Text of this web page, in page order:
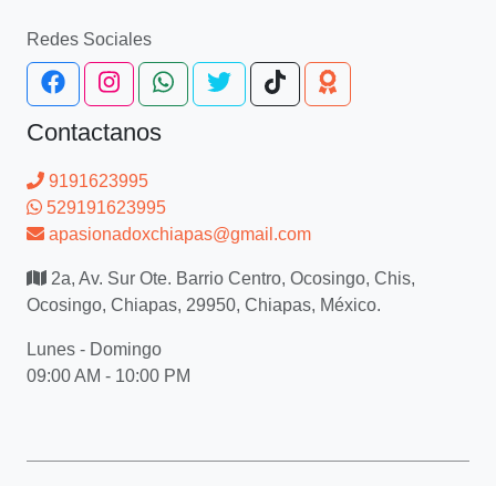
Redes Sociales
Contactanos
9191623995
529191623995
apasionadoxchiapas@gmail.com
2a, Av. Sur Ote. Barrio Centro, Ocosingo, Chis,
Ocosingo, Chiapas, 29950, Chiapas, México.
Lunes - Domingo
09:00 AM - 10:00 PM